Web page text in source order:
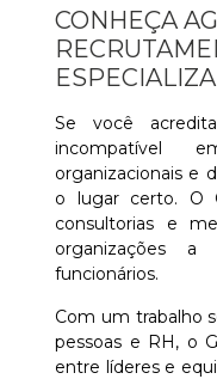
CONHEÇA
Se você
incompatível
organizacionais e
o lugar certo. O
consultorias e
organizações
funcionários.
Com um trabalho
pessoas e RH, o
entre líderes e